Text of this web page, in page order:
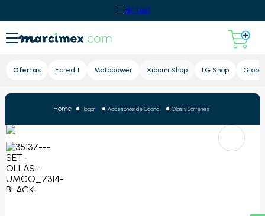
Ofertas Ecredit Motopower Xiaomi Shop LG Shop Global
Hogar Accesorios de Cocina Ollas y Sartenes